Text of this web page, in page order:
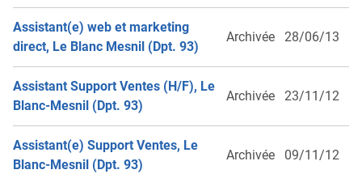
Assistant(e) web et marketing
direct, Le Blanc Mesnil (Dpt. 93)
Archivée 28/06/13
Assistant Support Ventes (H/F), Le
Blanc-Mesnil (Dpt. 93)
Archivée 23/11/12
Assistant(e) Support Ventes, Le
Blanc-Mesnil (Dpt. 93)
Archivée 09/11/12